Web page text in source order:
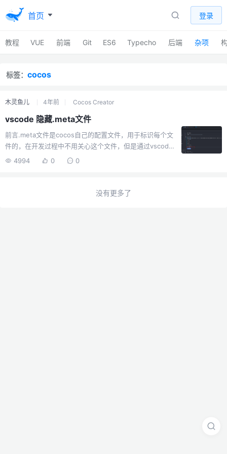
首页 登录
教程 VUE 前端 Git ES6 Typecho 后端 杂项
标签： cocos
木灵鱼儿 4年前 Cocos Creator
vscode 隐藏.meta文件
前言.meta文件是cocos自己的配置文件，用于标识每个文
件的，在开发过程中不用关心这个文件，但是通过vscode
打开cocos项目会将.meta和ts这些文件全部显示在一起，
新的规则：**/*.meta保存即可。如果不想可视化，可以打
4994 0 0
没有更多了